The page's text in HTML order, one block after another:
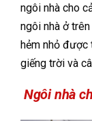
ngôi nhà cho
ngôi nhà ở
hẻm nhỏ được
giếng trời và
Ngôi nhà